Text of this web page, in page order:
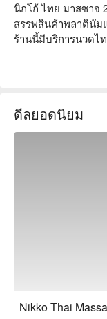
นิกโก้ ไทย มาสซาจ
สรรพสินค้าพลาตินัม
ร้านนี้มีบริการนวดไ
ดั้งเดิมเพื่อบรรเทา
ชมจากลูกค้าอย่างสู
มิตร ทำให้ผู้มาเยือ
ไทยที่ไม่เหมือนใคร
ดีลยอดนิยม
Nikko Thai